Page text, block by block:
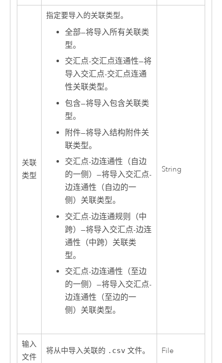
关联
类型
指定要导入的关联类型。
全部—将导入所有关联类
型。
交汇点-交汇点连通性—将
导入交汇点-交汇点连通
性关联类型。
包含—将导入包含关联类
型。
附件—将导入结构附件关
联类型。
交汇点-边连通性（自边
的一侧）—将导入交汇点-
边连通性（自边的一
侧）关联类型。
交汇点-边连通规则（中
跨）—将导入交汇点-边连
通性（中跨）关联类
型。
交汇点-边连通性（至边
的一侧）—将导入交汇点-
边连通性（至边的一
侧）关联类型。
String
输入
文件
将从中导入关联的 .csv 文件。 File